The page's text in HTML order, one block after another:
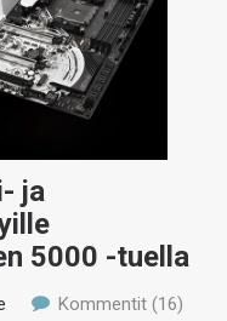
ja
5000 -tuella
Kommentit (16)